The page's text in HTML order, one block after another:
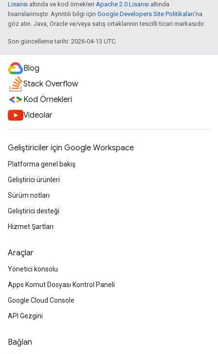
Lisansı altında ve kod örnekleri Apache 2.0 Lisansı altında
lisanslanmıştır. Ayrıntılı bilgi için Google Developers Site Politikaları'na
göz atın. Java, Oracle ve/veya satış ortaklarının tescilli ticari markasıdır.
Son güncelleme tarihi: 2026-04-13 UTC.
Blog
Stack Overflow
Kod Örnekleri
Videolar
Geliştiriciler için Google Workspace
Platforma genel bakış
Geliştirici ürünleri
Sürüm notları
Geliştirici desteği
Hizmet Şartları
Araçlar
Yönetici konsolu
Apps Komut Dosyası Kontrol Paneli
Google Cloud Console
API Gezgini
Bağlan